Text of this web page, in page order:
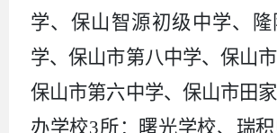
学、保山智源初级中学、
学、保山市第八中学、保山市
保山市第六中学、保山市田
办学校3所：曙光学校、瑞